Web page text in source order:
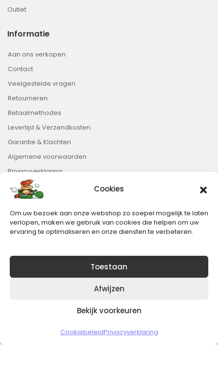
Cookies
Om uw bezoek aan onze webshop zo soepel mogelijk te laten
verlopen, maken we gebruik van cookies die helpen om uw
ervaring te optimaliseren en onze diensten te verbeteren.
Toestaan
Afwijzen
Bekijk voorkeuren
CookiebeleidPrivacyverklaring
Outlet
Informatie
Aan ons verkopen
Contact
Veelgestelde vragen
Retourneren
Betaalmethodes
Levertijd & Verzendkosten
Garantie & Klachten
Algemene voorwaarden
Privacyverklaring
Nieuwsbrief
Blijft op de hoogte van het laatste nieuws.